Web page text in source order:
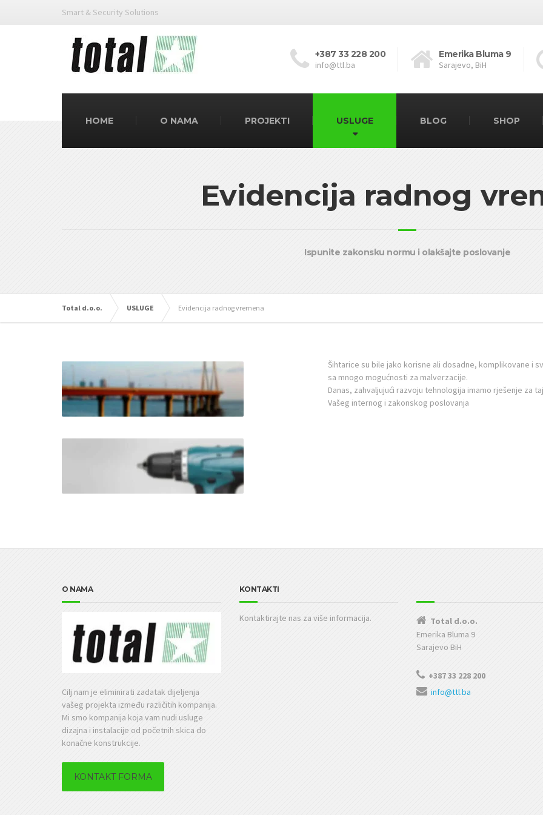
Smart & Security Solutions
+387 33 228 200
info@ttl.ba
Emerika Bluma 9
Sarajevo, BiH
HOME O NAMA PROJEKTI USLUGE BLOG SHOP
Evidencija radnog
Ispunite zakonsku normu i olakšajte poslovanje
Total d.o.o. USLUGE Evidencija radnog vremena
Šihtarice su bile jako korisne ali dosadne, komplikovane i
sa mnogo mogućnosti za malverzacije.
Danas, zahvaljujući razvoju tehnologija imamo rješenje za
Vašeg internog i zakonskog poslovanja
O NAMA
Cilj nam je eliminirati zadatak dijeljenja
vašeg projekta između različitih kompanija.
Mi smo kompanija koja vam nudi usluge
dizajna i instalacije od početnih skica do
konačne konstrukcije.
KONTAKT FORMA
KONTAKTI
Kontaktirajte nas za više informacija.
Total d.o.o.
Emerika Bluma 9
Sarajevo BiH
+387 33 228 200
info@ttl.ba